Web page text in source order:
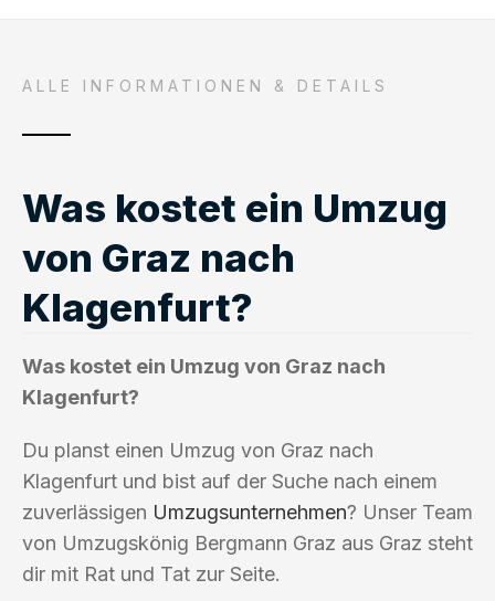
ALLE INFORMATIONEN & DETAILS
Was kostet ein Umzug
von Graz nach
Klagenfurt?
Was kostet ein Umzug von Graz nach
Klagenfurt?
Du planst einen Umzug von Graz nach
Klagenfurt und bist auf der Suche nach einem
zuverlässigen Umzugsunternehmen? Unser Team
von Umzugskönig Bergmann Graz aus Graz steht
dir mit Rat und Tat zur Seite.